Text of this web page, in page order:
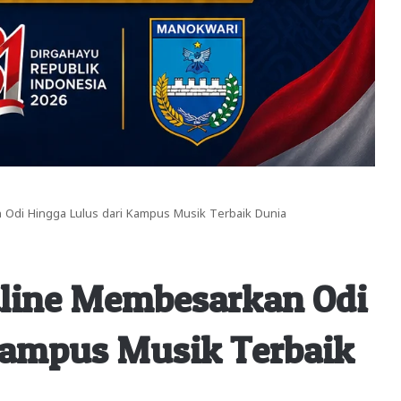
Hingga Lulus dari Kampus Musik Terbaik Dunia
Membesarkan Odi
Musik Terbaik